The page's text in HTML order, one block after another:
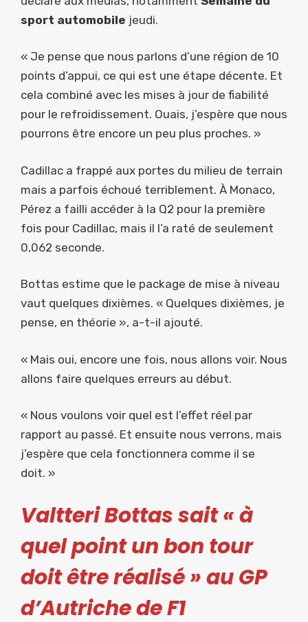
sport automobile jeudi.
« Je pense que nous parlons d’une région de 10
points d’appui, ce qui est une étape décente. Et
cela combiné avec les mises à jour de fiabilité
pour le refroidissement. Ouais, j’espère que nous
pourrons être encore un peu plus proches. »
Cadillac a frappé aux portes du milieu de terrain
mais a parfois échoué terriblement. À Monaco,
Pérez a failli accéder à la Q2 pour la première
fois pour Cadillac, mais il l’a raté de seulement
0,062 seconde.
Bottas estime que le package de mise à niveau
vaut quelques dixièmes. « Quelques dixièmes, je
pense, en théorie », a-t-il ajouté.
« Mais oui, encore une fois, nous allons voir. Nous
allons faire quelques erreurs au début.
« Nous voulons voir quel est l’effet réel par
rapport au passé. Et ensuite nous verrons, mais
j’espère que cela fonctionnera comme il se
doit. »
Valtteri Bottas sait « à
quel point un bon tour
doit être réalisé » au GP
d’Autriche de F1